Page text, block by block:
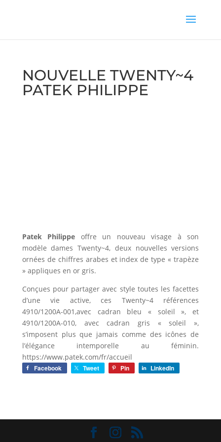
NOUVELLE TWENTY~4
PATEK PHILIPPE
Patek Philippe offre un nouveau visage à son
modèle dames Twenty~4, deux nouvelles versions
ornées de chiffres arabes et index de type « trapèze
» appliques en or gris.
Conçues pour partager avec style toutes les facettes
d’une vie active, ces Twenty~4 références
4910/1200A-001,avec cadran bleu « soleil », et
4910/1200A-010, avec cadran gris « soleil »,
s’imposent plus que jamais comme des icônes de
l’élégance intemporelle au féminin.
https://www.patek.com/fr/accueil
Facebook Tweet Pin LinkedIn